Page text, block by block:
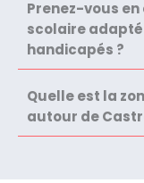
Prenez-vous
scolaire
handicapés ?
Quelle est la
autour de